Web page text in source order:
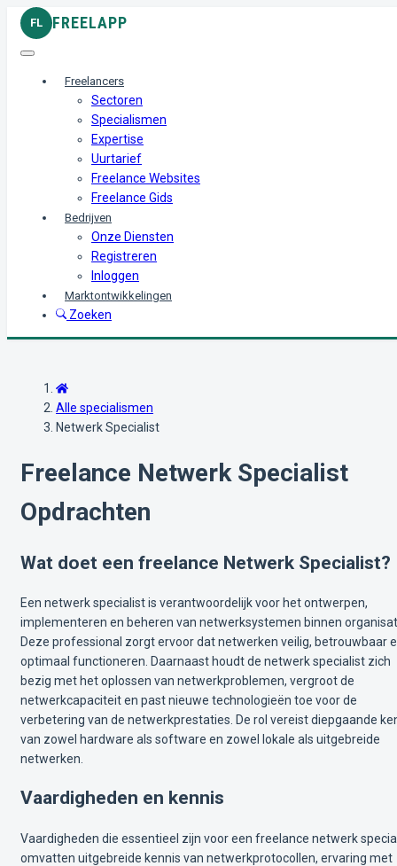
FL FREELAPP
Freelancers
Sectoren
Specialismen
Expertise
Uurtarief
Freelance Websites
Freelance Gids
Bedrijven
Onze Diensten
Registreren
Inloggen
Marktontwikkelingen
Zoeken
Alle specialismen
Netwerk Specialist
Freelance Netwerk Specialist
Opdrachten
Wat doet een freelance Netwerk Specialist?
Een netwerk specialist is verantwoordelijk voor het ontwerpen,
implementeren en beheren van netwerksystemen binnen
Deze professional zorgt ervoor dat netwerken veilig, betrouwbaar
optimaal functioneren. Daarnaast houdt de netwerk specialist zich
bezig met het oplossen van netwerkproblemen, vergroot de
netwerkcapaciteit en past nieuwe technologieën toe voor de
verbetering van de netwerkprestaties. De rol vereist diepgaande
van zowel hardware als software en zowel lokale als uitgebreide
netwerken.
Vaardigheden en kennis
Vaardigheden die essentieel zijn voor een freelance netwerk
omvatten uitgebreide kennis van netwerkprotocollen, ervaring met